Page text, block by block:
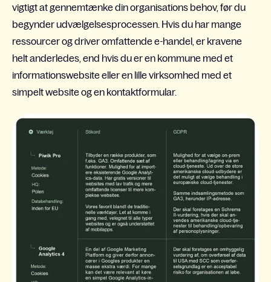
vigtigt at gennemtænke din organisations behov, før du
begynder udvælgelsesprocessen. Hvis du har mange
ressourcer og driver omfattende e-handel, er kravene
helt anderledes, end hvis du er en kommune med et
informationswebsite eller en lille virksomhed med et
simpelt website og en kontaktformular.